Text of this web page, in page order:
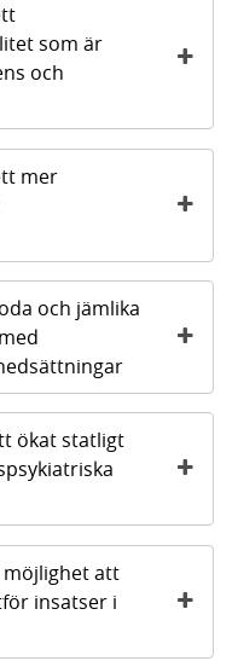
som är
och
mer
och jämlika
ökat statligt
möjlighet att
insatser i